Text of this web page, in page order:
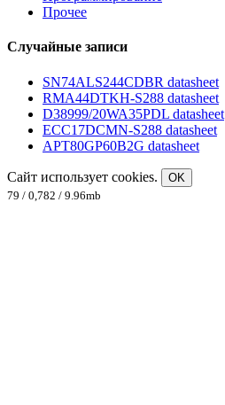
Прочее
Случайные записи
SN74ALS244CDBR datasheet
RMA44DTKH-S288 datasheet
D38999/20WA35PDL datasheet
ECC17DCMN-S288 datasheet
APT80GP60B2G datasheet
Сайт использует cookies.
OK
79 / 0,782 / 9.96mb